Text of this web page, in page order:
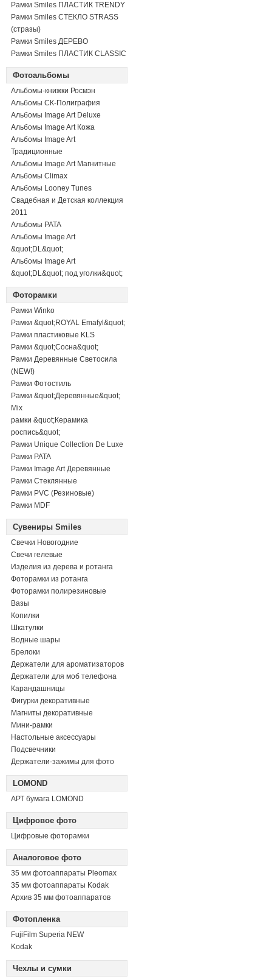
Рамки Smiles ПЛАСТИК TRENDY
Рамки Smiles СТЕКЛО STRASS
(стразы)
Рамки Smiles ДЕРЕВО
Рамки Smiles ПЛАСТИК CLASSIC
Фотоальбомы
Альбомы-книжки Росмэн
Альбомы СК-Полиграфия
Альбомы Image Art Deluxe
Альбомы Image Art Кожа
Альбомы Image Art
Традиционные
Альбомы Image Art Магнитные
Альбомы Climax
Альбомы Looney Tunes
Свадебная и Детская коллекция
2011
Альбомы PATA
Альбомы Image Art
&quot;DL&quot;
Альбомы Image Art
&quot;DL&quot; под уголки&quot;
Фоторамки
Рамки Winko
Рамки &quot;ROYAL Emafyl&quot;
Рамки пластиковые KLS
Рамки &quot;Сосна&quot;
Рамки Деревянные Светосила
(NEW!)
Рамки Фотостиль
Рамки &quot;Деревянные&quot;
Mix
рамки &quot;Керамика
роспись&quot;
Рамки Unique Collection De Luxe
Рамки PATA
Рамки Image Art Деревянные
Рамки Стеклянные
Рамки PVC (Резиновые)
Рамки MDF
Сувениры Smiles
Свечки Новогодние
Свечи гелевые
Изделия из дерева и ротанга
Фоторамки из ротанга
Фоторамки полирезиновые
Вазы
Копилки
Шкатулки
Водные шары
Брелоки
Держатели для ароматизаторов
Держатели для моб телефона
Карандашницы
Фигурки декоративные
Магниты декоративные
Мини-рамки
Настольные аксессуары
Подсвечники
Держатели-зажимы для фото
LOMOND
АРТ бумага LOMOND
Цифровое фото
Цифровые фоторамки
Аналоговое фото
35 мм фотоаппараты Pleomax
35 мм фотоаппараты Kodak
Архив 35 мм фотоаппаратов
Фотопленка
FujiFilm Superia NEW
Kodak
Чехлы и сумки